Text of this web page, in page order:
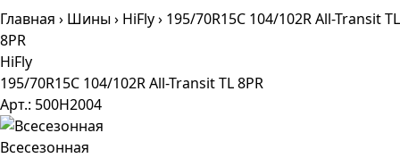
Главная › Шины› HiFly› 195/70R15C 104/102R All-Transit TL
8PR
HiFly
195/70R15C 104/102R All-Transit TL 8PR
Арт.: 500H2004
Всесезонная